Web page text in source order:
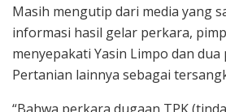
Masih mengutip dari media yang
informasi hasil gelar perkara,
menyepakati Yasin Limpo dan
Pertanian lainnya sebagai